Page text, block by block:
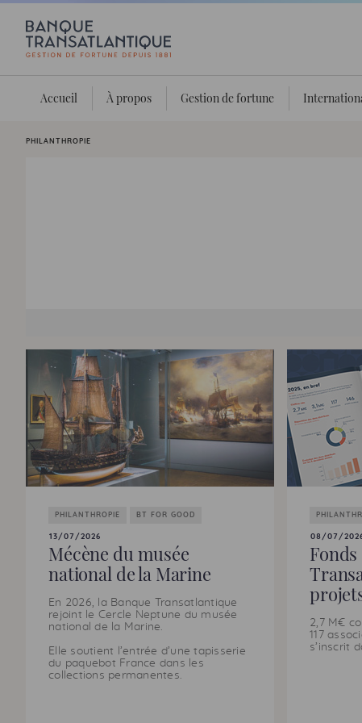
Accueil À propos Gestion de fortune
Vous êtes ici:
PHILANTHROPIE
PHILANTHROPIE BT FOR GOOD
13/07/2026
Mécène du musée
national de la Marine
En 2026, la Banque Transatlantique
rejoint le Cercle Neptune du musée
national de la Marine.
Elle soutient l’entrée d’une tapisserie
du paquebot France dans les
collections permanentes.
08/07/
2,7 M€
117
s’inscrit